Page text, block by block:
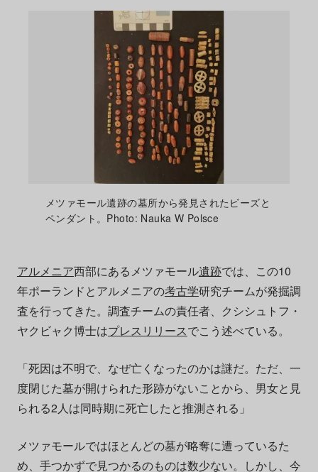
メツァモール遺跡の墓所から発見されたビーズと
ペンダント。Photo: Nauka W Polsce
アルメニア西部にあるメツァモール遺跡では、この10
年ポーランドとアルメニアの考古学研究チームが発掘調
査を行ってきた。調査チームの責任者、クシシュトフ・
ヤクビャク博士はプレスリリースでこう述べている。
「死因は不明で、なぜ亡くなったのかは謎だ。ただ、一
度閉じた墓が開けられた形跡がないことから、男女と見
られる2人は同時期に死亡したと推測される」
メツァモールではほとんどの墓が略奪に遭っているた
め、手つかずで見つかるのものは数少ない。しかし、今